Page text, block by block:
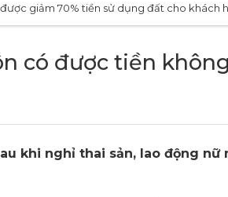
70% tiền sử dụng đất cho khách hàng tại
có được tiền
khi nghỉ thai sản, lao động nữ